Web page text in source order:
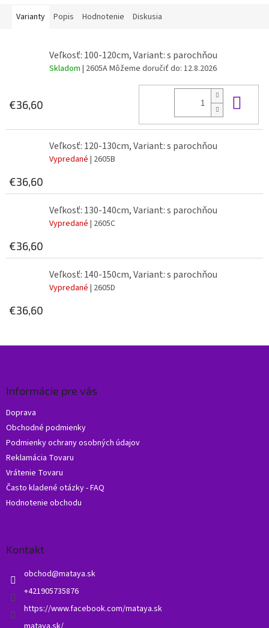
Varianty Popis Hodnotenie Diskusia
Veľkosť: 100-120cm, Variant: s parochňou
Skladom | 2605AMôžeme doručiť do: 12.8.2026
€36,60
Veľkosť: 120-130cm, Variant: s parochňou
Vypredané | 2605B
€36,60
Veľkosť: 130-140cm, Variant: s parochňou
Vypredané | 2605C
€36,60
Veľkosť: 140-150cm, Variant: s parochňou
Vypredané | 2605D
€36,60
Informácie pre vás
Doprava
Obchodné podmienky
Podmienky ochrany osobných údajov
Reklamácia Tovaru
Vrátenie Tovaru
Často kladené otázky - FAQ
Hodnotenie obchodu
Kontakt
obchod@mataya.sk
+421905735876
https://www.facebook.com/mataya.sk